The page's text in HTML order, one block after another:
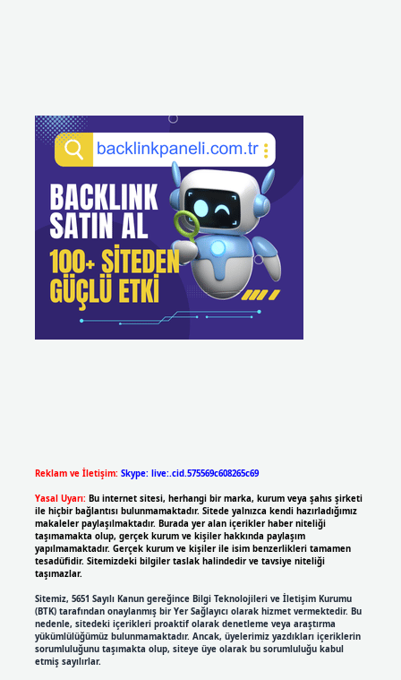
Reklam ve İletişim: Skype: live:.cid.575569c608265c69
Yasal Uyarı: Bu internet sitesi, herhangi bir marka, kurum veya şahıs şirketi
ile hiçbir bağlantısı bulunmamaktadır. Sitede yalnızca kendi hazırladığımız
makaleler paylaşılmaktadır. Burada yer alan içerikler haber niteliği
taşımamakta olup, gerçek kurum ve kişiler hakkında paylaşım
yapılmamaktadır. Gerçek kurum ve kişiler ile isim benzerlikleri tamamen
tesadüfidir. Sitemizdeki bilgiler taslak halindedir ve tavsiye niteliği
taşımazlar.
Sitemiz, 5651 Sayılı Kanun gereğince Bilgi Teknolojileri ve İletişim Kurumu
(BTK) tarafından onaylanmış bir Yer Sağlayıcı olarak hizmet vermektedir. Bu
nedenle, sitedeki içerikleri proaktif olarak denetleme veya araştırma
yükümlülüğümüz bulunmamaktadır. Ancak, üyelerimiz yazdıkları içeriklerin
sorumluluğunu taşımakta olup, siteye üye olarak bu sorumluluğu kabul
etmiş sayılırlar.